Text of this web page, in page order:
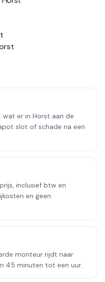
er in Horst aan de
slot of schade na een
inclusief btw en
en geen
monteur rijdt naar
45 minuten tot een uur.